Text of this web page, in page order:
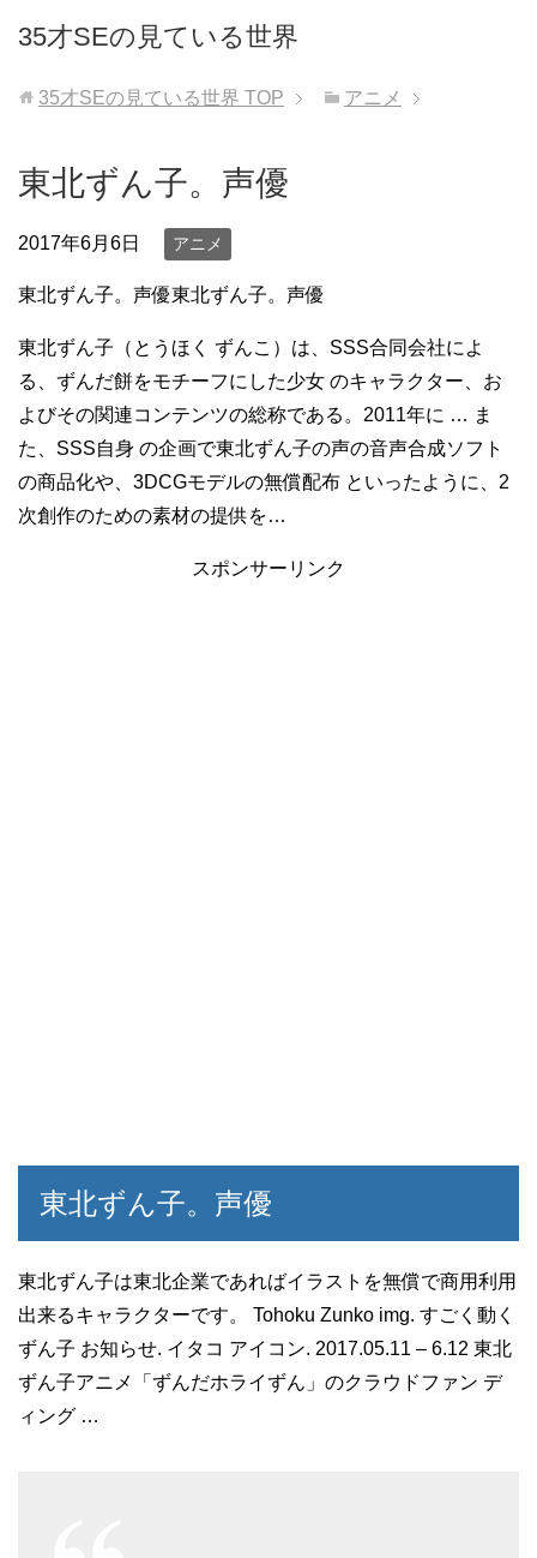
35才SEの見ている世界
35才SEの見ている世界 TOP アニメ
東北ずん子。声優
2017年6月6日 アニメ
東北ずん子。声優東北ずん子。声優
東北ずん子（とうほく ずんこ）は、SSS合同会社によ
る、ずんだ餅をモチーフにした少女 のキャラクター、お
よびその関連コンテンツの総称である。2011年に … ま
た、SSS自身 の企画で東北ずん子の声の音声合成ソフト
の商品化や、3DCGモデルの無償配布 といったように、2
次創作のための素材の提供を…
スポンサーリンク
東北ずん子。声優
東北ずん子は東北企業であればイラストを無償で商用利用
出来るキャラクターです。 Tohoku Zunko img. すごく動く
ずん子 お知らせ. イタコ アイコン. 2017.05.11 – 6.12 東北
ずん子アニメ「ずんだホライずん」のクラウドファン デ
ィング …